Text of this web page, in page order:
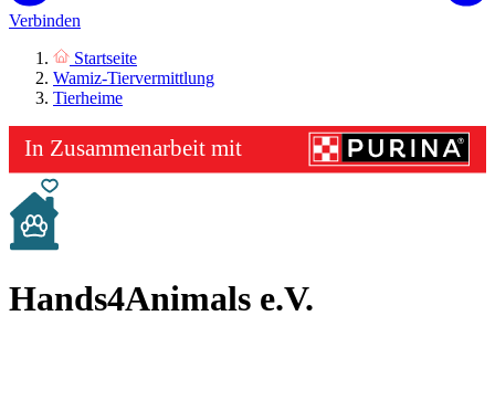
Verbinden
Startseite
Wamiz-Tiervermittlung
Tierheime
Hands4Animals e.V.